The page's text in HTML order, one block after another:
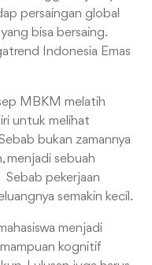
persaingan global
bisa bersaing.
Indonesia Emas
MBKM melatih
untuk melihat
bukan zamannya
menjadi sebuah
Sebab pekerjaan
semakin kecil.
menjadi
kognitif